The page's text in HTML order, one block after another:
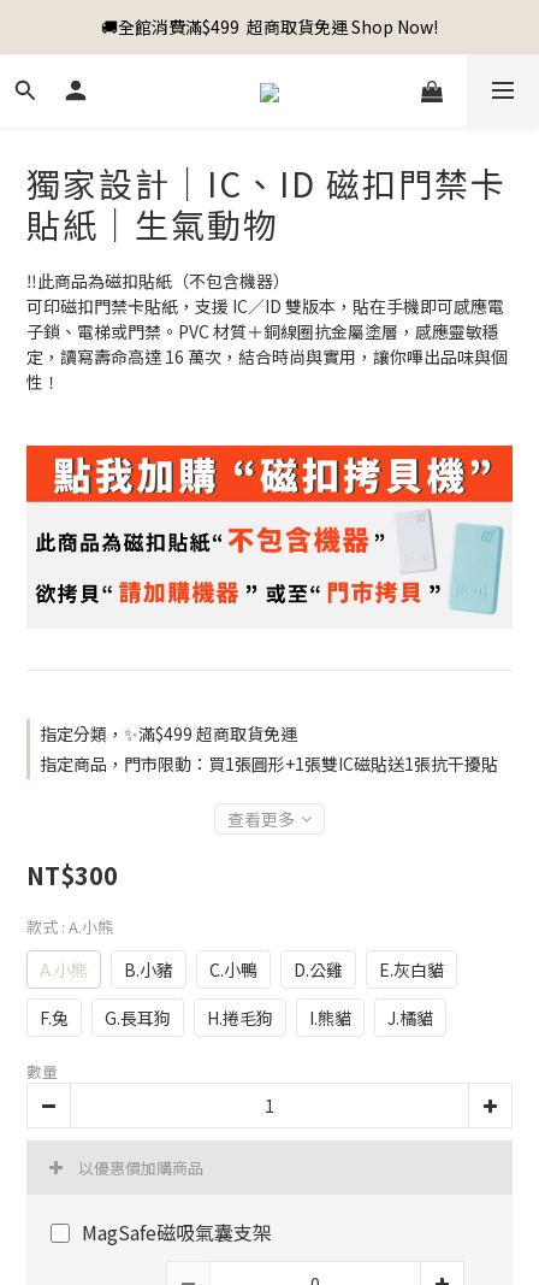
🚚全館消費滿$499  超商取貨免運 Shop Now!
獨家設計｜IC、ID 磁扣門禁卡
貼紙｜生氣動物
‼️此商品為磁扣貼紙（不包含機器）
可印磁扣門禁卡貼紙，支援 IC／ID 雙版本，貼在手機即可感應電
子鎖、電梯或門禁。PVC 材質＋銅線圈抗金屬塗層，感應靈敏穩
定，讀寫壽命高達 16 萬次，結合時尚與實用，讓你嗶出品味與個
性！
指定分類，✨滿$499 超商取貨免運
指定商品，門市限動：買1張圓形+1張雙IC磁貼送1張抗干擾貼
查看更多
NT$300
款式 : A.小熊
A.小熊 B.小豬 C.小鴨 D.公雞
E.灰白貓
F.兔
G.長耳狗 H.捲毛狗 I.熊貓 J.橘貓
數量
以優惠價加購商品
MagSafe磁吸氣囊支架